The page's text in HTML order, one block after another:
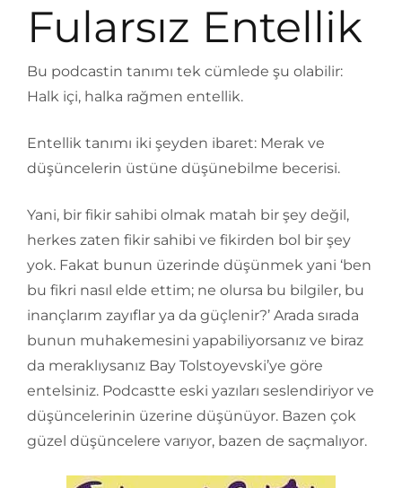
Fularsız Entellik
Bu podcastin tanımı tek cümlede şu olabilir:
Halk içi, halka rağmen entellik.
Entellik tanımı iki şeyden ibaret: Merak ve
düşüncelerin üstüne düşünebilme becerisi.
Yani, bir fikir sahibi olmak matah bir şey değil,
herkes zaten fikir sahibi ve fikirden bol bir şey
yok. Fakat bunun üzerinde düşünmek yani ‘ben
bu fikri nasıl elde ettim; ne olursa bu bilgiler, bu
inançlarım zayıflar ya da güçlenir?’ Arada sırada
bunun muhakemesini yapabiliyorsanız ve biraz
da meraklıysanız Bay Tolstoyevski’ye göre
entelsiniz. Podcastte eski yazıları seslendiriyor ve
düşüncelerinin üzerine düşünüyor. Bazen çok
güzel düşüncelere varıyor, bazen de saçmalıyor.